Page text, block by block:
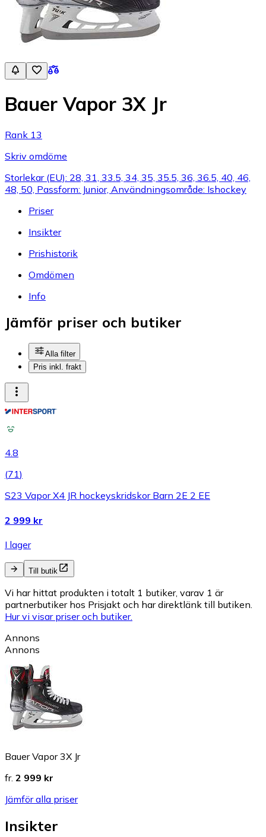
Bauer Vapor 3X Jr
Rank 13
Skriv omdöme
Storlekar (EU): 28, 31, 33.5, 34, 35, 35.5, 36, 36.5, 40, 46,
48, 50, Passform: Junior, Användningsområde: Ishockey
Priser
Insikter
Prishistorik
Omdömen
Info
Jämför priser och butiker
Alla filter
Pris inkl. frakt
4.8
(71)
S23 Vapor X4 JR hockeyskridskor Barn 2E 2 EE
2 999 kr
I lager
Till butik
Vi har hittat produkten i totalt 1 butiker, varav 1 är
partnerbutiker hos Prisjakt och har direktlänk till butiken.
Hur vi visar priser och butiker.
Annons
Annons
Bauer Vapor 3X Jr
fr. 2 999 kr
Jämför alla priser
Insikter